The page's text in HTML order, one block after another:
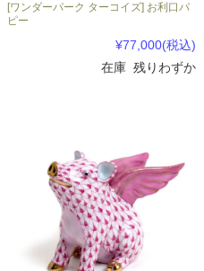
[ワンダーパーク ターコイズ] お利口パ
ピー
¥77,000(税込)
在庫 残りわずか